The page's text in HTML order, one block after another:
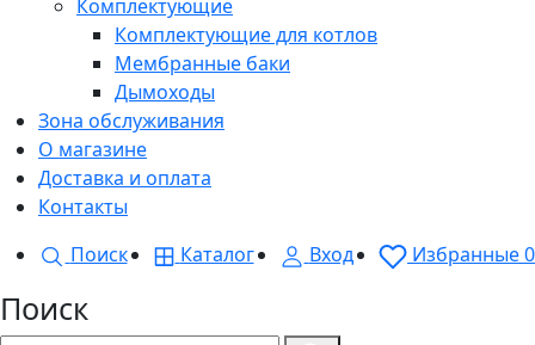
Комплектующие
Комплектующие для котлов
Мембранные баки
Дымоходы
Зона обслуживания
О магазине
Доставка и оплата
Контакты
Поиск
Каталог Вход Избранные0
Поиск